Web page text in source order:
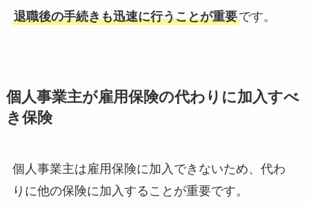
退職後の手続きも迅速に行うことが重要です。
個人事業主が雇用保険の代わりに加入すべ
き保険
個人事業主は雇用保険に加入できないため、代わ
りに他の保険に加入することが重要です。